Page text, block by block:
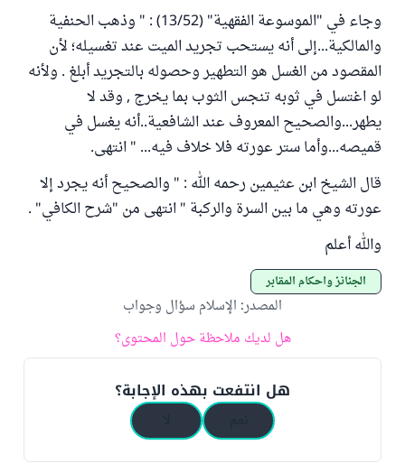
وجاء في "الموسوعة الفقهية" (13/52) : " وذهب الحنفية
والمالكية...إلى أنه يستحب تجريد الميت عند تغسيله؛ لأن
المقصود من الغسل هو التطهير وحصوله بالتجريد أبلغ . ولأنه
لو اغتسل في ثوبه تنجس الثوب بما يخرج , وقد لا
يطهر...والصحيح المعروف عند الشافعية..أنه يغسل في
قميصه...وأما ستر عورته فلا خلاف فيه... " انتهى.
قال الشيخ ابن عثيمين رحمه الله : " والصحيح أنه يجرد إلا
عورته وهي ما بين السرة والركبة " انتهى من "شرح الكافي" .
والله أعلم
الجنائز وأحكام المقابر
المصدر: الإسلام سؤال وجواب
هل لديك ملاحظة حول المحتوى؟
هل انتفعت بهذه الإجابة؟